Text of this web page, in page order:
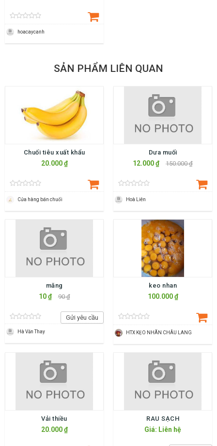
hoacaycanh
SẢN PHẨM LIÊN QUAN
Chuối tiêu xuất khẩu
20.000 ₫
Cửa hàng bán chuối
Dưa muối
12.000 ₫ 150.000 ₫
Hoà Liên
măng
10 ₫ 90 ₫
Gửi yêu cầu
Hà Văn Thay
keo nhan
100.000 ₫
HTX KẸO NHÃN CHÂU LANG
Vải thiều
20.000 ₫
RAU SẠCH
Giá: Liên hệ